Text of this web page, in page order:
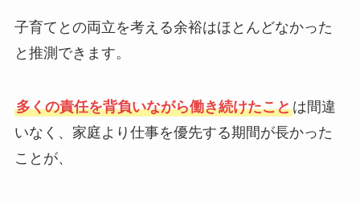
子育てとの両立を考える余裕はほとんどなかった
と推測できます。
多くの責任を背負いながら働き続けたことは間違
いなく、家庭より仕事を優先する期間が長かった
ことが、